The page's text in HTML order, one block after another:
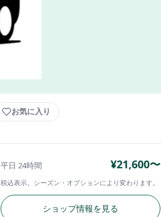
お気に入り
平日 24時間 ¥21,600〜
税込表示。シーズン・オプションにより変わります。
ショップ情報を見る